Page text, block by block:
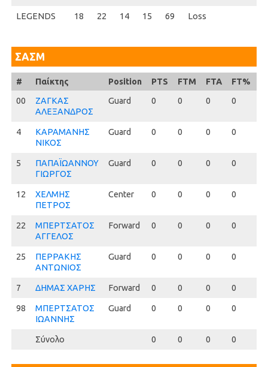
LEGENDS 18 22 14 15 69 Loss
ΣΑΣΜ
#
00
4
5
12
22
25
7
98
# Παίκτης Position PTS FTM FTA FT%
00
ΖΑΓΚΑΣ
ΑΛΕΞΑΝΔΡΟΣ
Guard 0 0 0 0
4
ΚΑΡΑΜΑΝΗΣ
ΝΙΚΟΣ
Guard 0 0 0 0
5
ΠΑΠΑΪΩΑΝΝΟΥ
ΓΙΩΡΓΟΣ
Guard 0 0 0 0
12
ΧΕΛΜΗΣ
ΠΕΤΡΟΣ
Center 0 0 0 0
22
ΜΠΕΡΤΣΑΤΟΣ
ΑΓΓΕΛΟΣ
Forward 0 0 0 0
25
ΠΕΡΡΑΚΗΣ
ΑΝΤΩΝΙΟΣ
Guard 0 0 0 0
7 ΔΗΜΑΣ ΧΑΡΗΣ Forward 0 0 0 0
98
ΜΠΕΡΤΣΑΤΟΣ
ΙΩΑΝΝΗΣ
Guard 0 0 0 0
Σύνολο 0 0 0 0